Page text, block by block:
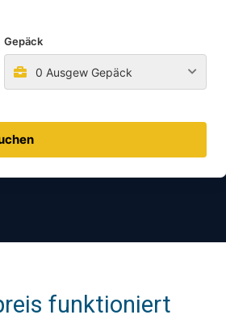
Gepäck
0 Ausgew Gepäck
funktioniert